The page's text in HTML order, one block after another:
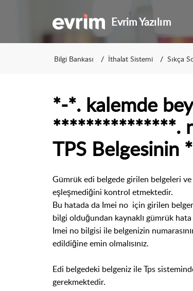
Evrim Yazılım
Bilgi Bankası İthalat Sistemi Sıkça
*-*. kalemde
***************.
TPS Belgesinin
Gümrük edi belgede girilen belgeleri
eşleşmediğini kontrol etmektedir.
Bu hatada da Imei no için girilen
bilgi olduğundan kaynaklı gümrük
Imei no bilgisi ile belgenizin
edildiğine emin olmalısınız.
Edi belgedeki belgeniz ile Tps
gerekmektedir.